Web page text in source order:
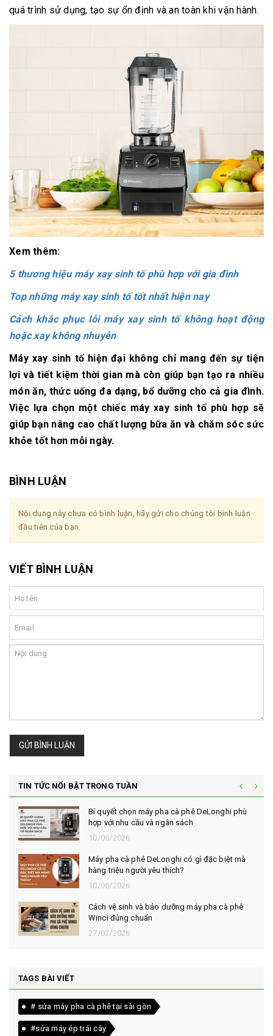
quá trình sử dụng, tạo sự ổn định và an toàn khi vận hành.
Xem thêm:
5 thương hiệu máy xay sinh tố phù hợp với gia đình
Top những máy xay sinh tố tốt nhất hiện nay
Cách khắc phục lỗi máy xay sinh tố không hoạt động
hoặc xay không nhuyễn
Máy xay sinh tố hiện đại không chỉ mang đến sự tiện
lợi và tiết kiệm thời gian mà còn giúp bạn tạo ra nhiều
món ăn, thức uống đa dạng, bổ dưỡng cho cả gia đình.
Việc lựa chọn một chiếc máy xay sinh tố phù hợp sẽ
giúp bạn nâng cao chất lượng bữa ăn và chăm sóc sức
khỏe tốt hơn mỗi ngày.
BÌNH LUẬN
Nội dung này chưa có bình luận, hãy gửi cho chúng tôi bình luận
đầu tiên của bạn.
VIẾT BÌNH LUẬN
GỬI BÌNH LUẬN
TIN TỨC NỔI BẬT TRONG TUẦN
Bí quyết chọn máy pha cà phê DeLonghi phù
hợp với nhu cầu và ngân sách
10/06/2026
Máy pha cà phê DeLonghi có gì đặc biệt mà
hàng triệu người yêu thích?
10/06/2026
Cách vệ sinh và bảo dưỡng máy pha cà phê
Winci đúng chuẩn
27/02/2026
TAGS BÀI VIẾT
# sửa máy pha cà phê tại sài gòn
#sửa máy ép trái cây